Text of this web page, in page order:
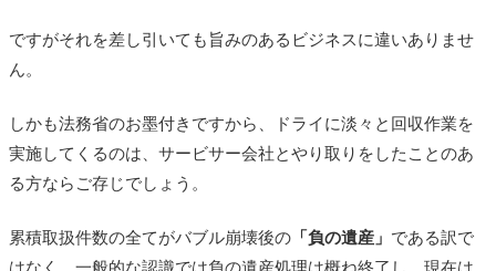
ですがそれを差し引いても旨みのあるビジネスに違いありませ
ん。
しかも法務省のお墨付きですから、ドライに淡々と回収作業を
実施してくるのは、サービサー会社とやり取りをしたことのあ
る方ならご存じでしょう。
累積取扱件数の全てがバブル崩壊後の 「負の遺産」 である訳で
はなく、一般的な認識では負の遺産処理は概ね終了し、現在は